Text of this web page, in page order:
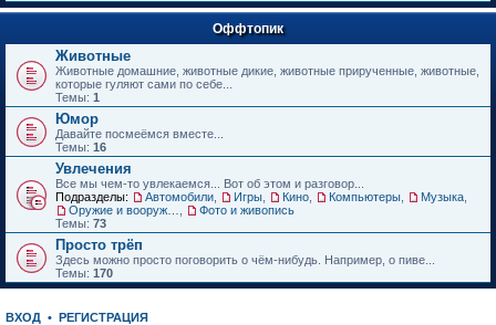
Оффтопик
Животные
Животные домашние, животные дикие, животные прирученные, животные,
которые гуляют сами по себе...
Темы: 1
Юмор
Давайте посмеёмся вместе...
Темы: 16
Увлечения
Все мы чем-то увлекаемся... Вот об этом и разговор...
Подразделы:
Автомобили Игры Кино Компьютеры Музыка
Фото и живопись
Темы: 73
Просто трёп
Здесь можно просто поговорить о чём-нибудь. Например, о пиве...
Темы: 170
ВХОД • РЕГИСТРАЦИЯ